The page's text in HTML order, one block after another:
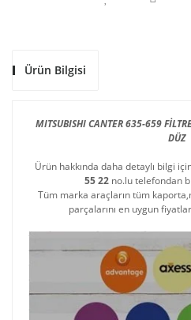
Ürün Bilgisi
MITSUBISHI CANTER 635-659
DÜZ
Ürün hakkında daha detaylı bilgi
55 22no.lu telefondan
Tüm marka araçların tüm
parçalarını en uygun